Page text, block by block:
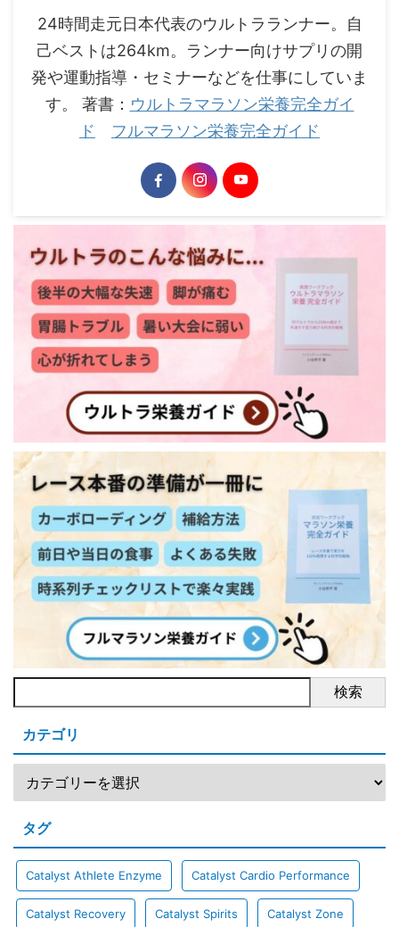
24時間走元日本代表のウルトラランナー。自
己ベストは264km。ランナー向けサプリの開
発や運動指導・セミナーなどを仕事にしていま
す。 著書： ウルトラマラソン栄養完全ガイ
ド
フルマラソン栄養完全ガイド
検索
カテゴリ
タグ
Catalyst Athlete Enzyme Catalyst Cardio Performance
Catalyst Recovery Catalyst Spirits Catalyst Zone